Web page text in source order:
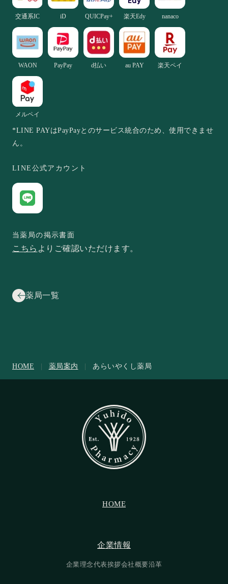
交通系IC iD QUICPay+ 楽天Edy nanaco
WAON PayPay d払い au PAY 楽天ペイ
メルペイ
*LINE PAYはPayPayとのサービス統合のため、使用できませ
ん。
LINE公式アカウント
当薬局の掲示書面
こちら よりご確認いただけます。
薬局一覧
HOME 薬局案内 あらいやくし薬局
HOME
企業情報
企業理念代表挨拶会社概要沿革